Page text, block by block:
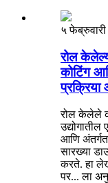
५
रोल
कोटिंग
प्रक्रिया
रोल केलेले
आणि
सारख्या
करते. हा
पर... ला